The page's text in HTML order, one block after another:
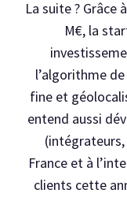
La suite ? Grâce
M€, la
l’algorithme
fine et
entend aussi
France et à
clients cette